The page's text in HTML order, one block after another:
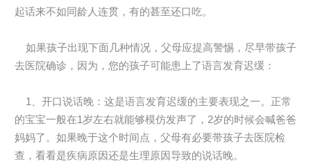
起话来不如同龄人连贯，有的甚至还口吃。
如果孩子出现下面几种情况，父母应提高警惕，尽早带孩子
去医院确诊，因为，您的孩子可能患上了语言发育迟缓：
1、开口说话晚：这是语言发育迟缓的主要表现之一。正常
的宝宝一般在1岁左右就能够模仿发声了，2岁的时候会喊爸爸
妈妈了。如果晚于这个时间点，父母有必要带孩子去医院检
查，看看是疾病原因还是生理原因导致的说话晚。